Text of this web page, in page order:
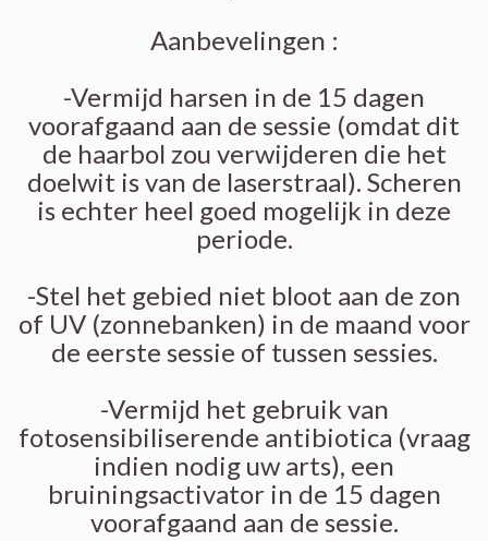
Aanbevelingen :
-Vermijd harsen in de 15 dagen
voorafgaand aan de sessie (omdat dit
de haarbol zou verwijderen die het
doelwit is van de laserstraal). Scheren
is echter heel goed mogelijk in deze
periode.
-Stel het gebied niet bloot aan de zon
of UV (zonnebanken) in de maand voor
de eerste sessie of tussen sessies.
-Vermijd het gebruik van
fotosensibiliserende antibiotica (vraag
indien nodig uw arts), een
bruiningsactivator in de 15 dagen
voorafgaand aan de sessie.